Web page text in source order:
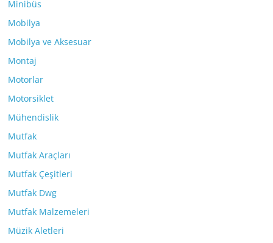
Minibüs
Mobilya
Mobilya ve Aksesuar
Montaj
Motorlar
Motorsiklet
Mühendislik
Mutfak
Mutfak Araçları
Mutfak Çeşitleri
Mutfak Dwg
Mutfak Malzemeleri
Müzik Aletleri